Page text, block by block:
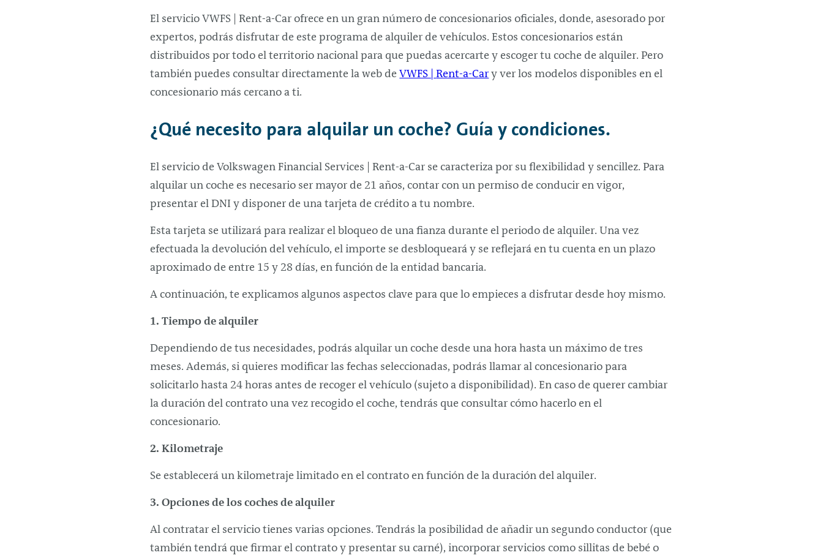
El servicio VWFS |Rent-a-Carofrece en un gran número de concesionarios oficiales, donde, asesorado por
expertos, podrás disfrutar de este programa de alquiler de vehículos. Estos concesionarios están
distribuidos por todo el territorio nacional para que puedas acercarte y escoger tu coche de alquiler. Pero
también puedes consultar directamente la web deVWFS |Rent-a-Cary ver los modelos disponibles en el
concesionario más cercano a ti.
¿Qué necesito para alquilar un coche? Guía y condiciones.
El servicio de Volkswagen Financial Services |Rent-a-Car se caracteriza por su flexibilidad y sencillez. Para
alquilar un coche es necesario ser mayor de 21 años, contar con un permiso de conducir en vigor,
presentar el DNI y disponer de una tarjeta de crédito a tu nombre.
Esta tarjeta se utilizará para realizar el bloqueo de una fianza durante el periodo de alquiler. Una vez
efectuada la devolución del vehículo, el importe se desbloqueará y se reflejará en tu cuenta en un plazo
aproximado de entre 15 y 28 días, en función de la entidad bancaria.
A continuación, te explicamos algunos aspectos clave para que lo empieces a disfrutar desde hoy mismo.
Tiempo de alquiler
Dependiendo de tus necesidades, podrás alquilar un coche desde una hora hasta un máximo de tres
meses. Además, si quieres modificar las fechas seleccionadas, podrás llamar al concesionario para
solicitarlo hasta 24 horas antes de recoger el vehículo (sujeto a disponibilidad). En caso de querer cambiar
la duración del contrato una vez recogido el coche, tendrás que consultar cómo hacerlo en el
concesionario.
2. Kilometraje
Se establecerá un kilometraje limitado en el contrato en función de la duración del alquiler.
3. Opciones de los coches de alquiler
Al contratar el servicio tienes varias opciones. Tendrás la posibilidad de añadir un segundo conductor (que
también tendrá que firmar el contrato y presentar su carné), incorporar servicios como sillitas de bebé o